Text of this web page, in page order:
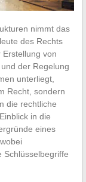
nimmt das
des Rechts
von
der Regelung
unterliegt,
Recht, sondern
die rechtliche
in die
eines
Schlüsselbegriffe